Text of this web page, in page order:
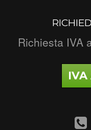
Richiesta IVA
IVA